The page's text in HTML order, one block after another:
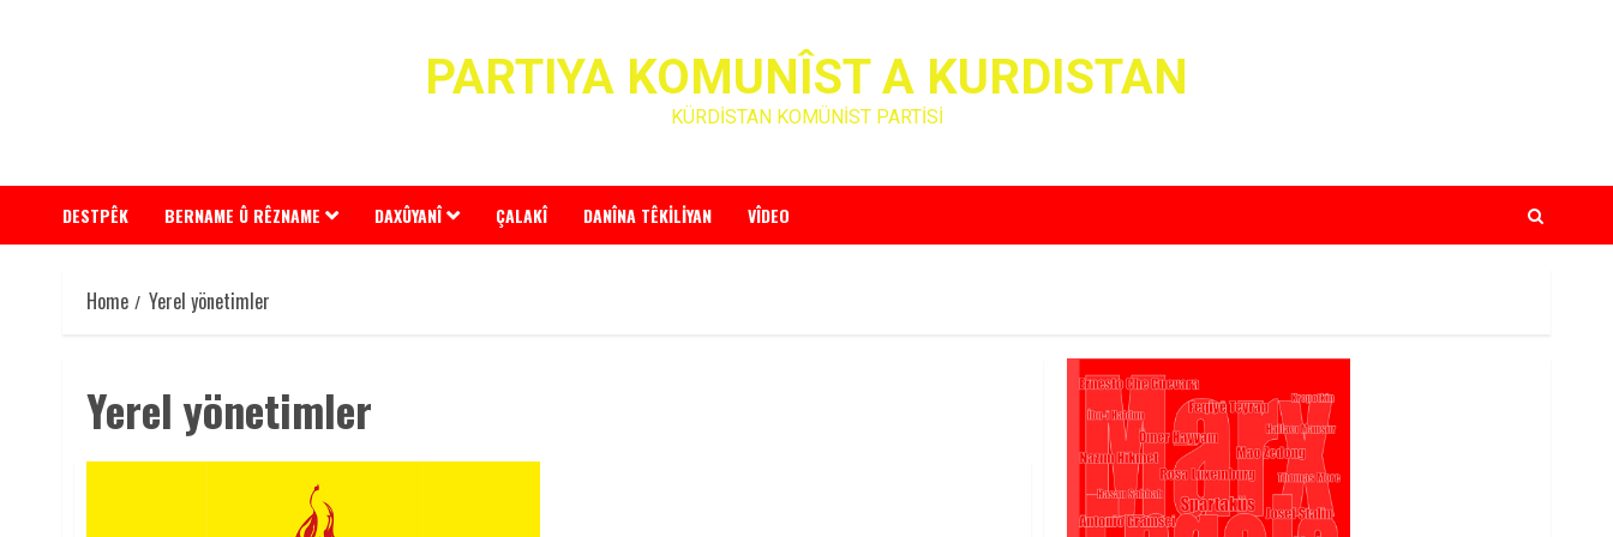
PARTIYA KOMUNÎST A KURDISTAN
KÜRDİSTAN KOMÜNİST PARTİSİ
DESTPÊK BERNAME Û RÊZNAME DAXÛYANÎ ÇALAKÎ DANÎNA TÊKILIYAN VÎDEO
Home Yerel yönetimler
Yerel yönetimler